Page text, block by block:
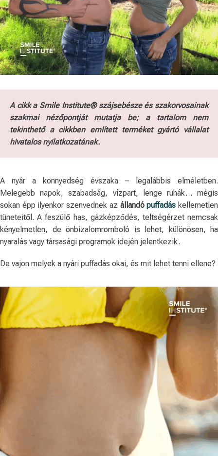
A cikk a Smile Institute® szájsebésze és szakorvosainak
szakmai nézőpontját mutatja be; a tartalom nem
tekinthető a cikkben említett terméket gyártó vállalat
hivatalos nyilatkozatának.
A nyár a könnyedség évszaka – legalábbis elméletben.
Melegebb napok, szabadság, vízpart, lenge ruhák… mégis
sokan épp ilyenkor szenvednek az állandópuffadás kellemetlen
tüneteitől. A feszülő has, gázképződés, teltségérzet nemcsak
kényelmetlen, de önbizalomromboló is lehet, különösen, ha
nyaralás vagy társasági programok idején jelentkezik.
De vajon melyek a nyári puffadás okai, és mit lehet tenni ellene?